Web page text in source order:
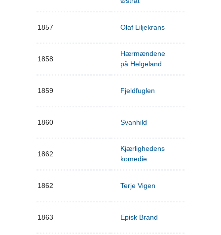
1857 Olaf Liljekrans
1858
Hærmændene
på Helgeland
1859 Fjeldfuglen
1860 Svanhild
1862
Kjærlighedens
komedie
1862 Terje Vigen
1863 Episk Brand